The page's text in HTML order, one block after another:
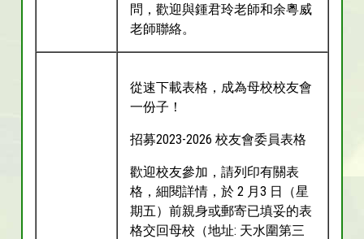
問，歡迎與鍾君玲老師和余粵威
老師聯絡。
從速下載表格，成為母校校友會
一份子！
招募2023-2026 校友會委員表格
歡迎校友參加，請列印有關表
格，細閱詳情，於 2 月3 日（星
期五）前親身或郵寄已填妥的表
格交回母校（地址: 天水圍第三